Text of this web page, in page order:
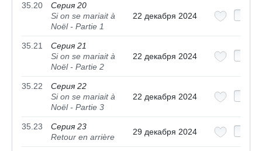
35.20
Серия 20
Si on se mariait à
Noël - Partie 1
22 декабря 2024
35.21
Серия 21
Si on se mariait à
Noël - Partie 2
22 декабря 2024
35.22
Серия 22
Si on se mariait à
Noël - Partie 3
22 декабря 2024
35.23
Серия 23
Retour en arrière
29 декабря 2024